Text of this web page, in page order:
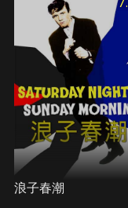
生也已經結婚，每
忙。兩人約定下星
兩個已經結了婚的
道，他們相愛了...
長久，即使他們深
浪子春潮